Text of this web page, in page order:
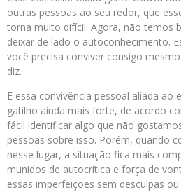
outras pessoas ao seu redor, que
torna muito difícil. Agora, não temos
deixar de lado o autoconhecimento.
você precisa conviver consigo
diz.
E essa convivência pessoal aliada ao
gatilho ainda mais forte, de acordo
fácil identificar algo que não
pessoas sobre isso. Porém, quando
nesse lugar, a situação fica mais
munidos de autocrítica e força de
essas imperfeições sem desculpas